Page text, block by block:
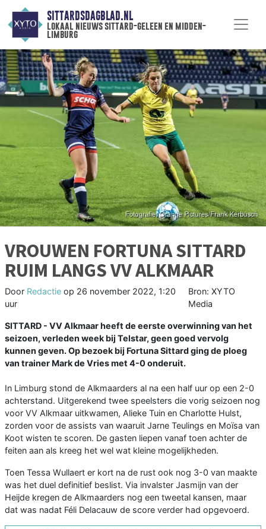
SITTARDSDAGBLAD.NL
lokaal nieuws sittard-geleen en midden-
limburg
VROUWEN FORTUNA SITTARD
RUIM LANGS VV ALKMAAR
Door Redactie op 26 november 2022, 1:20
uur
Bron: XYTO
Media
SITTARD - VV Alkmaar heeft de eerste overwinning van het
seizoen, verleden week bij Telstar, geen goed vervolg
kunnen geven. Op bezoek bij Fortuna Sittard ging de ploeg
van trainer Mark de Vries met 4-0 onderuit.
In Limburg stond de Alkmaarders al na een half uur op een 2-0
achterstand. Uitgerekend twee speelsters die vorig seizoen nog
voor VV Alkmaar uitkwamen, Alieke Tuin en Charlotte Hulst,
zorden voor de assists van waaruit Jarne Teulings en Moïsa van
Koot wisten te scoren. De gasten liepen vanaf toen achter de
feiten aan als kreeg het wel wat kleine mogelijkheden.
Toen Tessa Wullaert er kort na de rust ook nog 3-0 van maakte
was het duel definitief beslist. Via invalster Jasmijn van der
Heijde kregen de Alkmaarders nog een tweetal kansen, maar
dat was nadat Féli Delacauw de score verder had opgevoerd.